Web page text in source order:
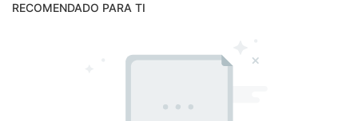
RECOMENDADO PARA TI